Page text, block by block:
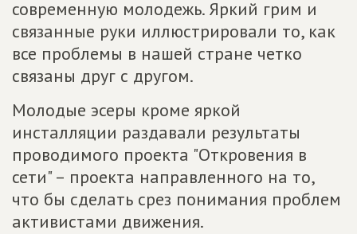
современную молодежь. Яркий грим и
связанные руки иллюстрировали то, как
все проблемы в нашей стране четко
связаны друг с другом.
Молодые эсеры кроме яркой
инсталляции раздавали результаты
проводимого проекта "Откровения в
сети" – проекта направленного на то,
что бы сделать срез понимания проблем
активистами движения.